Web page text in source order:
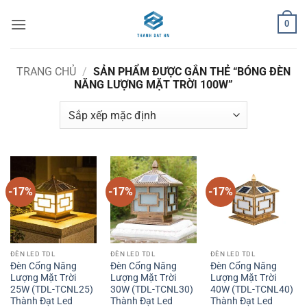
qua
0
TRANG CHỦ / SẢN PHẨM ĐƯỢC GẮN THẺ “BÓNG ĐÈN
NĂNG LƯỢNG MẶT TRỜI 100W”
-17%
ĐÈN LED TDL
Đèn Cổng Năng
Lượng Mặt Trời
25W (TDL-TCNL25)
Thành Đạt Led
-17%
ĐÈN LED TDL
Đèn Cổng Năng
Lượng Mặt Trời
30W (TDL-TCNL30)
Thành Đạt Led
-17%
ĐÈN LED TDL
Đèn Cổng Năng
Lượng Mặt Trời
40W (TDL-TCNL40)
Thành Đạt Led